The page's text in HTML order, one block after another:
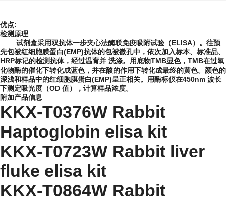
优点:
检测原理
试剂盒采用双抗体一步夹心法酶联免疫吸附试验（ELISA）。往预
先包被红细胞膜蛋白(EMP)抗体的包被微孔中，依次加入标本、标准品、
HRP标记的检测抗体，经过温育并 洗涤。用底物TMB显色，TMB在过氧
化物酶的催化下转化成蓝色，并在酸的作用下转化成最终的黄色。颜色的
深浅和样品中的红细胞膜蛋白(EMP)呈正相关。用酶标仪在450nm 波长
下测定吸光度（OD 值），计算样品浓度。
附加产品信息
KKX-T0376W Rabbit
Haptoglobin elisa kit
KKX-T0723W Rabbit liver
fluke elisa kit
KKX-T0864W Rabbit